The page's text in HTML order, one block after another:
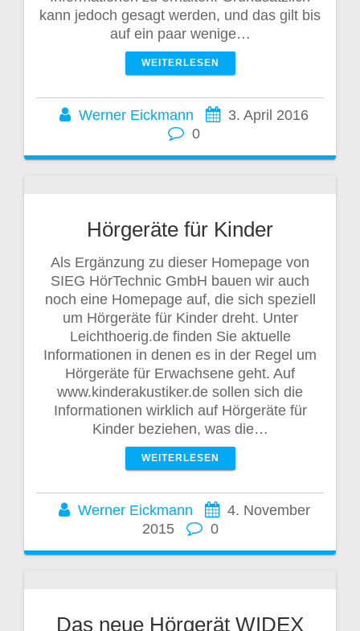
kann jedoch gesagt werden, und das gilt bis
auf ein paar wenige…
WEITERLESEN
Werner Eickmann
3. April 2016
0
Hörgeräte für Kinder
Als Ergänzung zu dieser Homepage von
SIEG HörTechnic GmbH bauen wir auch
noch eine Homepage auf, die sich speziell
um Hörgeräte für Kinder dreht. Unter
Leichthoerig.de finden Sie aktuelle
Informationen in denen es in der Regel um
Hörgeräte für Erwachsene geht. Auf
www.kinderakustiker.de sollen sich die
Informationen wirklich auf Hörgeräte für
Kinder beziehen, was die…
WEITERLESEN
Werner Eickmann
4. November
2015
0
Das neue Hörgerät WIDEX